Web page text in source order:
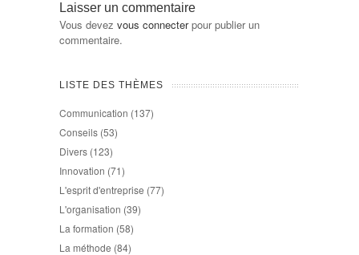
Laisser un commentaire
Vous devez vous connecterpour publier un
commentaire.
LISTE DES THÈMES
Communication (137)
Conseils (53)
Divers (123)
Innovation (71)
L'esprit d'entreprise (77)
L'organisation (39)
La formation (58)
La méthode (84)